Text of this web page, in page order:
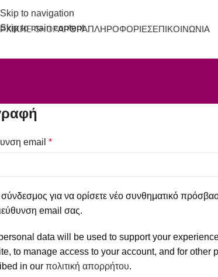
Skip to navigation
Skip to main content
E-SHOPΆΡΘΡΑΠΛΗΡΟΦΟΡΊΕΣΕΠΙΚΟΙΝΩΝΊΑ
email *
για να ορίσετε νέο συνθηματικό
email σας.
data will be used to support your
to manage access to your account, and for other
in our πολιτική απορρήτου.